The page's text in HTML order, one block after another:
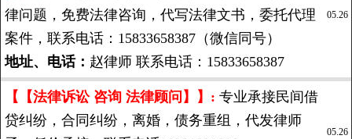
律问题，免费法律咨询，代写法律文书，委托代理
案件，联系电话：15833658387（微信同号）
地址、电话： 赵律师 联系电话：15833658387
05.26
【【法律诉讼 咨询 法律顾问】】: 专业承接民间借
贷纠纷，合同纠纷，离婚，债务重组，代发律师
05.26